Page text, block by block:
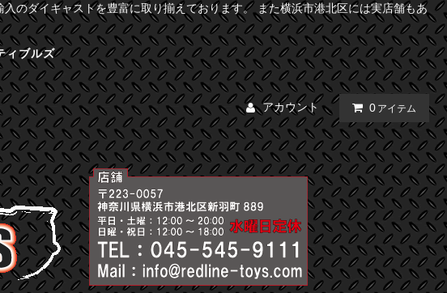
のダイキャストを豊富に取り揃えております。 また横浜市港北区には実店舗もあ
ィブルズ
アカウント 0 アイテム